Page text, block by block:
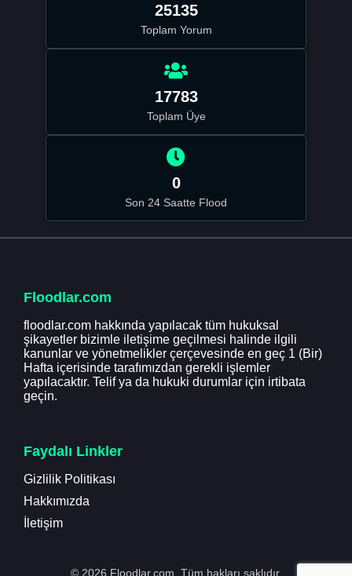
25135
Toplam Yorum
17783
Toplam Üye
0
Son 24 Saatte Flood
Floodlar.com
floodlar.com hakkında yapılacak tüm hukuksal
şikayetler bizimle iletişime geçilmesi halinde ilgili
kanunlar ve yönetmelikler çerçevesinde en geç 1 (Bir)
Hafta içerisinde tarafımızdan gerekli işlemler
yapılacaktır. Telif ya da hukuki durumlar için irtibata
geçin.
Faydalı Linkler
Gizlilik Politikası
Hakkımızda
İletişim
© 2026 Floodlar.com. Tüm hakları saklıdır.